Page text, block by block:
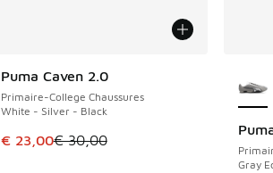
Puma Caven 2.0
Primaire-College Chaussures
White - Silver - Black
Cet article est en promotion. Prix en
€ 23,00€ 30,00
ÉCONOMISE 7 €
Gray